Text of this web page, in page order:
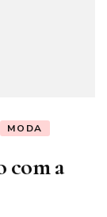
MODA
com a